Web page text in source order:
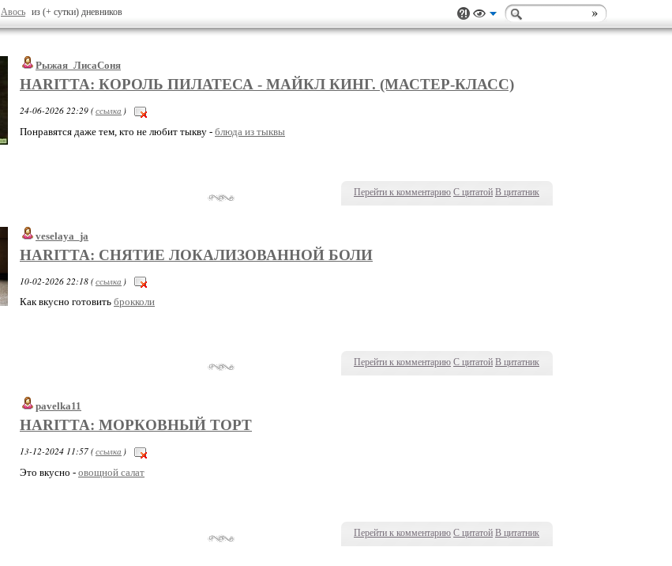
Авось из (+ сутки) дневников
Рыжая_ЛисаСоня
HARITTA: КОРОЛЬ ПИЛАТЕСА - МАЙКЛ КИНГ. (МАСТЕР-КЛАСС)
24-06-2026 22:29 (ссылка )
Понравятся даже тем, кто не любит тыкву - блюда из тыквы
Перейти к комментарию С цитатой В цитатник
veselaya_ja
HARITTA: СНЯТИЕ ЛОКАЛИЗОВАННОЙ БОЛИ
10-02-2026 22:18 (ссылка )
Как вкусно готовить брокколи
Перейти к комментарию С цитатой В цитатник
pavelka11
HARITTA: МОРКОВНЫЙ ТОРТ
13-12-2024 11:57 (ссылка )
Это вкусно - овощной салат
Перейти к комментарию С цитатой В цитатник